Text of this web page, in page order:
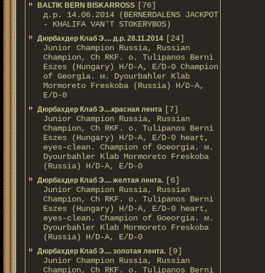
BALTIK BERN BISKARROSS [76]
д.р. 14.06.2014 (BERNERDALENS JACKPOT
- KHALIFA VAN'T STOKERYBOS)
Дюрбахдер Клаб Э.... д.р. 28.11.2014 [24]
Junior Champion Russia, Russian
Champion, Ch RKF. о. Tulipanos Berni
Eszes (Hungary) H/D-A, E/D-0 Champion
of Georgia. м. Dyourbahler Klab
Mormoreto Freskoba (Russia) H/D-A,
E/D-0
Дюрбахдер Клаб Э....красная лента [7]
Junior Champion Russia, Russian
Champion, Ch RKF. о. Tulipanos Berni
Eszes (Hungary) H/D-A, E/D-0 heart,
eyes-clean. Champion of Gоeorgia. м.
Dyourbahler Klab Mormoreto Freskoba
(Russia) H/D-А, E/D-0
Дюрбахдер Клаб Э.... желтая лента. [6]
Junior Champion Russia, Russian
Champion, Ch RKF. о. Tulipanos Berni
Eszes (Hungary) H/D-A, E/D-0 heart,
eyes-clean. Champion of Gоeorgia. м.
Dyourbahler Klab Mormoreto Freskoba
(Russia) H/D-А, E/D-0
Дюрбахдер Клаб Э.... золотая лента. [9]
Junior Champion Russia, Russian
Champion, Ch RKF. о. Tulipanos Berni